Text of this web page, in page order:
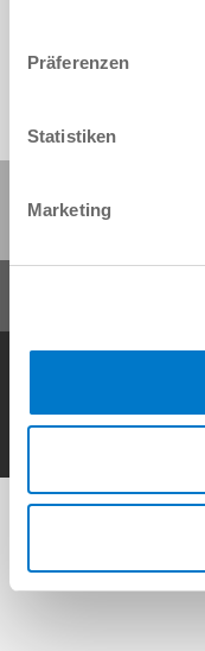
Präferenzen
Statistiken
Marketing
General Terms and Conditions